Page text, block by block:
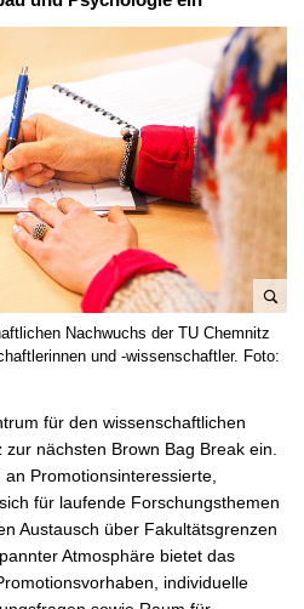
e
n
r
g
e
p
i
c
t
Nachwuchs der TU Chemnitz
und -wissenschaftler. Foto:
für den wissenschaftlichen
nächsten Brown Bag Break ein.
Promotionsinteressierte,
für laufende Forschungsthemen
Austausch über Fakultätsgrenzen
Atmosphäre bietet das
individuelle